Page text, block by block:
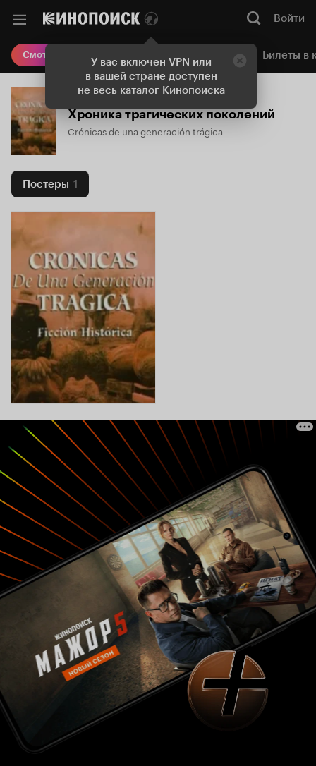
У вас включен VPN или
в вашей стране доступен
не весь каталог Кинопоиска
Войти
Смотреть кино Онлайн-кинотеатр Билеты в
Хроника трагических поколений
Crónicas de una generación trágica
Постеры 1